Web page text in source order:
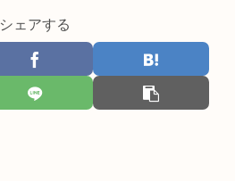
シェアする